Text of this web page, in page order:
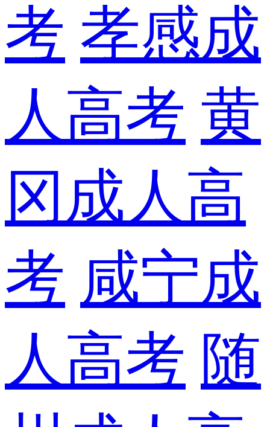
考 孝感成
人高考 黄
冈成人高
考 咸宁成
人高考 随